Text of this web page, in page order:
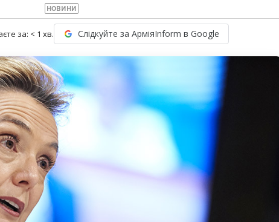
НОВИНИ
за: < 1 хв. Слідкуйте за АрміяInform в Google